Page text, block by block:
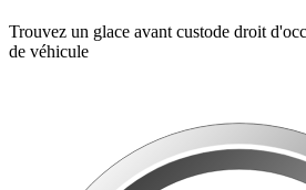
Trouvez un glace avant custode droit
de véhicule